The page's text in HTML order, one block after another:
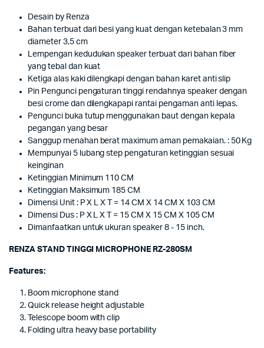
Desain by Renza
Bahan terbuat dari besi yang kuat dengan ketebalan 3 mm
diameter 3,5 cm
Lempengan kedudukan speaker terbuat dari bahan fiber
yang tebal dan kuat
Ketiga alas kaki dilengkapi dengan bahan karet anti slip
Pin Pengunci pengaturan tinggi rendahnya speaker dengan
besi crome dan dilengkapapi rantai pengaman anti lepas.
Pengunci buka tutup menggunakan baut dengan kepala
pegangan yang besar
Sanggup menahan berat maximum aman pemakaian. : 50 Kg
Mempunyai 5 lubang step pengaturan ketinggian sesuai
keinginan
Ketinggian Minimum 110 CM
Ketinggian Maksimum 185 CM
Dimensi Unit : P X L X T = 14 CM X 14 CM X 103 CM
Dimensi Dus : P X L X T = 15 CM X 15 CM X 105 CM
Dimanfaatkan untuk ukuran speaker 8 - 15 inch.
RENZA STAND TINGGI MICROPHONE RZ-280SM
Features:
Boom microphone stand
Quick release height adjustable
Telescope boom with clip
Folding ultra heavy base portability